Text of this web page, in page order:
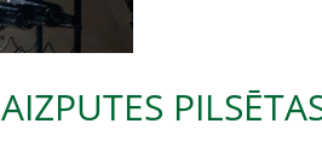
AIZPUTES